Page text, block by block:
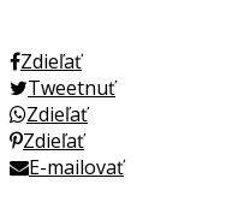
Zdieľať
Tweetnuť
Zdieľať
Zdieľať
E-mailovať